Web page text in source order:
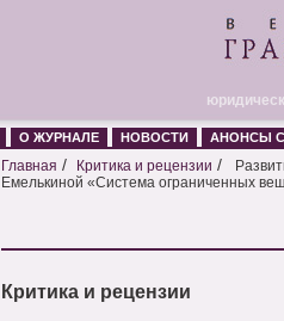
О ЖУРНАЛЕ НОВОСТИ АНОНСЫ
Главная / Критика и рецензии /
Емелькиной «Система ограниченных
Критика и рецензии